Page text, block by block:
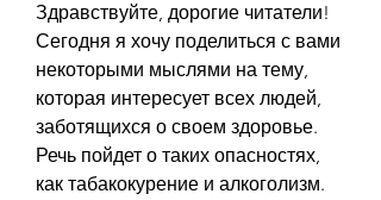
Здравствуйте, дорогие читатели!
Сегодня я хочу поделиться с вами
некоторыми мыслями на тему,
которая интересует всех людей,
заботящихся о своем здоровье.
Речь пойдет о таких опасностях,
как табакокурение и алкоголизм.